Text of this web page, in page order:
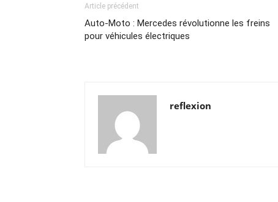
Article précédent
Auto-Moto : Mercedes révolutionne les freins
pour véhicules électriques
reflexion